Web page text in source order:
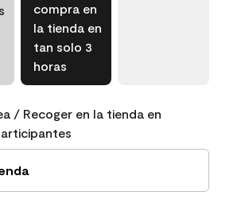
compra en
la tienda en
tan solo 3
horas
/ Recoger en la tienda en